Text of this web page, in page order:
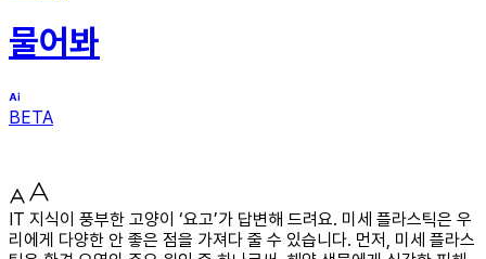
물어봐
BETA
IT 지식이 풍부한 고양이 ‘요고’가 답변해 드려요. 미세 플라스틱은 우
리에게 다양한 안 좋은 점을 가져다 줄 수 있습니다. 먼저, 미세 플라스